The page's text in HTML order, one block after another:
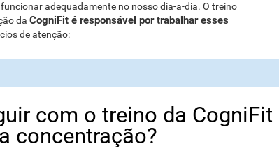
adequadamente no nosso dia-a-dia. O treino
da CogniFit é responsável por trabalhar esses
de atenção:
com o treino da CogniFit
concentração?